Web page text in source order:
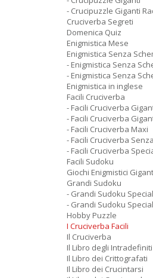
- Crucipuzzle Giganti
Cruciverba Segreti
Domenica Quiz
Enigmistica Mese
Enigmistica Senza
- Enigmistica Senza
- Enigmistica Senza
Enigmistica in inglese
Facili Cruciverba
- Facili Cruciverba
- Facili Cruciverba
- Facili Cruciverba Maxi
- Facili Cruciverba
- Facili Cruciverba
Facili Sudoku
Giochi Enigmistici
Grandi Sudoku
- Grandi Sudoku
- Grandi Sudoku
Hobby Puzzle
I Cruciverba Facili
Il Cruciverba
Il Libro degli Intradefiniti
Il Libro dei Crittografati
Il Libro dei Crucintarsi